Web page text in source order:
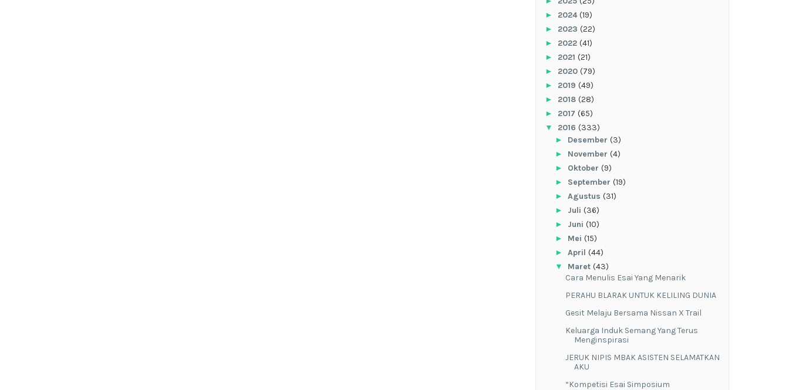
► 2024(19)
► 2023 (22)
► 2022 (41)
► 2021 (21)
► 2020 (79)
► 2019 (49)
► 2018 (28)
► 2017 (65)
▼ 2016 (333)
► Desember (3)
► November (4)
► Oktober (9)
► September (19)
► Agustus (31)
► Juli (36)
► Juni (10)
► Mei (15)
► April (44)
▼ Maret (43)
Cara Menulis Esai Yang Menarik
PERAHU BLARAK UNTUK KELILING DUNIA
Gesit Melaju Bersama Nissan X Trail
Keluarga Induk Semang Yang Terus
Menginspirasi
JERUK NIPIS MBAK ASISTEN SELAMATKAN
AKU
“Kompetisi Esai Simposium